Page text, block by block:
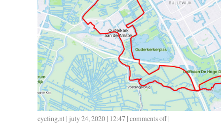
cycling,nl | july 24, 2020 | 12:47 | comments offon
|